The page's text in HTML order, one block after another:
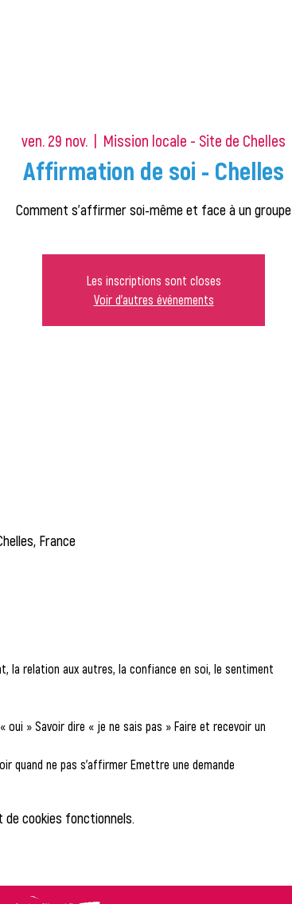
ven. 29 nov.
  |
Mission locale - Site de Chelles
Affirmation de soi - Chelles
Comment s'affirmer soi-même et face à un groupe
Les inscriptions sont closes
Voir d'autres événements
France
la relation aux autres, la confiance en soi, le sentiment
» Savoir dire « je ne sais pas » Faire et recevoir un
quand ne pas s’affirmer Emettre une demande
de cookies fonctionnels.